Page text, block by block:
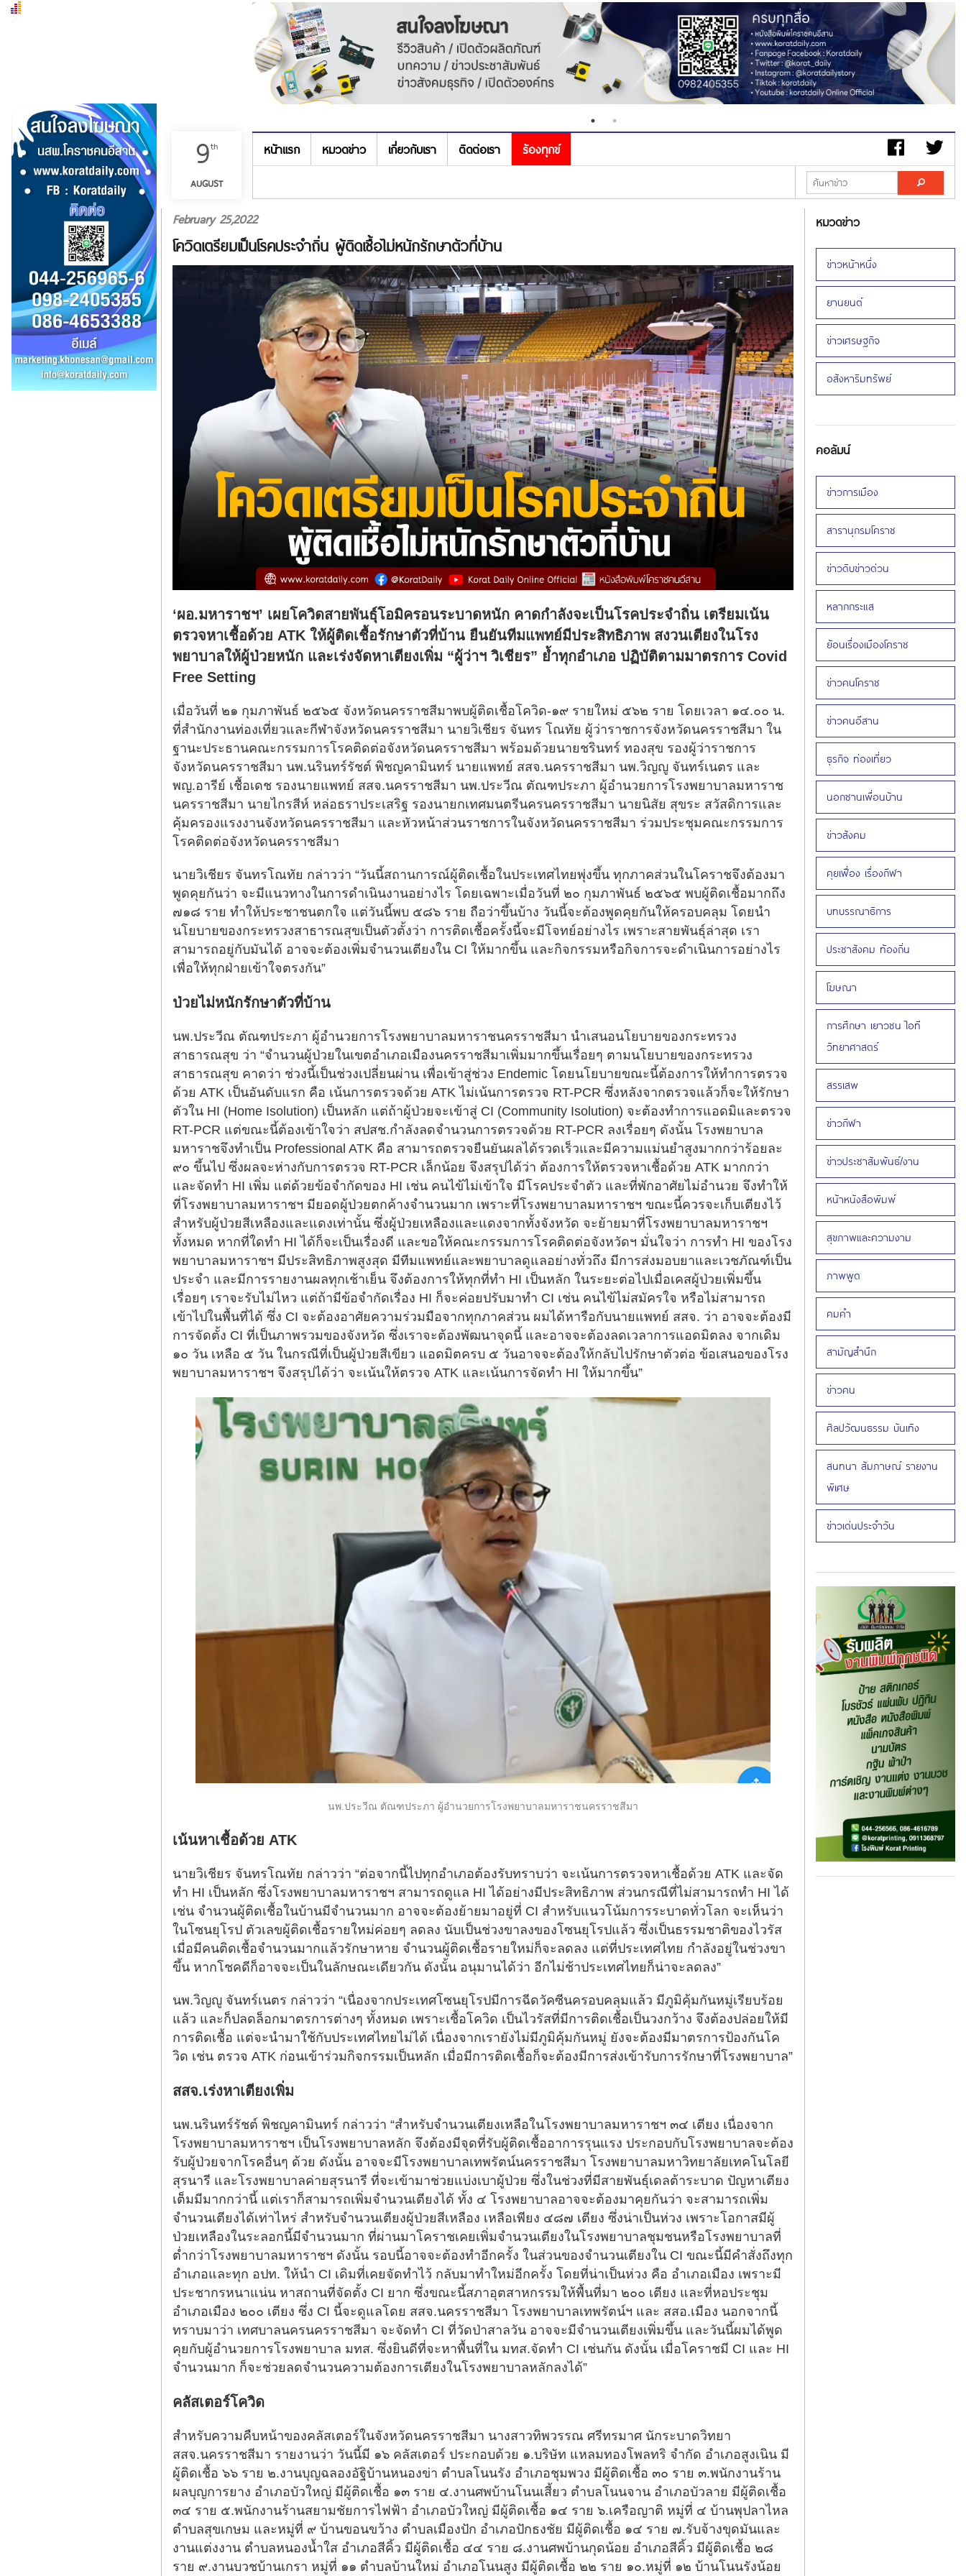
9th
AUGUST
เมนู
หน้าแรก หมวดข่าว เกี่ยวกับเรา ติดต่อเรา ร้องทุกข์
February 25,2022
โควิดเตรียมเป็นโรคประจำถิ่น ผู้ติดเชื้อไม่หนักรักษาตัวที่บ้าน
‘ผอ.มหาราชฯ’ เผยโควิดสายพันธุ์โอมิครอนระบาดหนัก คาดกำลังจะเป็นโรคประจำถิ่น เตรียมเน้น
ตรวจหาเชื้อด้วย ATK ให้ผู้ติดเชื้อรักษาตัวที่บ้าน ยืนยันทีมแพทย์มีประสิทธิภาพ สงวนเตียงในโรง
พยาบาลให้ผู้ป่วยหนัก และเร่งจัดหาเตียงเพิ่ม “ผู้ว่าฯ วิเชียร” ย้ำทุกอำเภอ ปฏิบัติตามมาตรการ Covid
Free Setting
เมื่อวันที่ ๒๑ กุมภาพันธ์ ๒๕๖๕ จังหวัดนครราชสีมาพบผู้ติดเชื้อโควิด-๑๙ รายใหม่ ๕๖๒ ราย โดยเวลา ๑๔.๐๐ น.
ที่สำนักงานท่องเที่ยวและกีฬาจังหวัดนครราชสีมา นายวิเชียร จันทร โณทัย ผู้ว่าราชการจังหวัดนครราชสีมา ใน
ฐานะประธานคณะกรรมการโรคติดต่อจังหวัดนครราชสีมา พร้อมด้วยนายชรินทร์ ทองสุข รองผู้ว่าราชการ
จังหวัดนครราชสีมา นพ.นรินทร์รัชต์ พิชญคามินทร์ นายแพทย์ สสจ.นครราชสีมา นพ.วิญญู จันทร์เนตร และ
พญ.อารีย์ เชื้อเดช รองนายแพทย์ สสจ.นครราชสีมา นพ.ประวีณ ตัณฑประภา ผู้อำนวยการโรงพยาบาลมหาราช
นครราชสีมา นายไกรสีห์ หล่อธราประเสริฐ รองนายกเทศมนตรีนครนครราชสีมา นายนิสัย สุขระ สวัสดิการและ
คุ้มครองแรงงานจังหวัดนครราชสีมา และหัวหน้าส่วนราชการในจังหวัดนครราชสีมา ร่วมประชุมคณะกรรมการ
โรคติดต่อจังหวัดนครราชสีมา
นายวิเชียร จันทรโณทัย กล่าวว่า “วันนี้สถานการณ์ผู้ติดเชื้อในประเทศไทยพุ่งขึ้น ทุกภาคส่วนในโคราชจึงต้องมา
พูดคุยกันว่า จะมีแนวทางในการดำเนินงานอย่างไร โดยเฉพาะเมื่อวันที่ ๒๐ กุมภาพันธ์ ๒๕๖๕ พบผู้ติดเชื้อมากถึง
๗๑๘ ราย ทำให้ประชาชนตกใจ แต่วันนี้พบ ๕๘๖ ราย ถือว่าขึ้นบ้าง วันนี้จะต้องพูดคุยกันให้ครอบคลุม โดยนำ
นโยบายของกระทรวงสาธารณสุขเป็นตัวตั้งว่า การติดเชื้อครั้งนี้จะมีโจทย์อย่างไร เพราะสายพันธุ์ล่าสุด เรา
สามารถอยู่กับมันได้ อาจจะต้องเพิ่มจำนวนเตียงใน CI ให้มากขึ้น และกิจกรรมหรือกิจการจะดำเนินการอย่างไร
เพื่อให้ทุกฝ่ายเข้าใจตรงกัน”
ป่วยไม่หนักรักษาตัวที่บ้าน
นพ.ประวีณ ตัณฑประภา ผู้อำนวยการโรงพยาบาลมหาราชนครราชสีมา นำเสนอนโยบายของกระทรวง
สาธารณสุข ว่า “จำนวนผู้ป่วยในเขตอำเภอเมืองนครราชสีมาเพิ่มมากขึ้นเรื่อยๆ ตามนโยบายของกระทรวง
สาธารณสุข คาดว่า ช่วงนี้เป็นช่วงเปลี่ยนผ่าน เพื่อเข้าสู่ช่วง Endemic โดยนโยบายขณะนี้ต้องการให้ทำการตรวจ
ด้วย ATK เป็นอันดับแรก คือ เน้นการตรวจด้วย ATK ไม่เน้นการตรวจ RT-PCR ซึ่งหลังจากตรวจแล้วก็จะให้รักษา
ตัวใน HI (Home Isolution) เป็นหลัก แต่ถ้าผู้ป่วยจะเข้าสู่ CI (Community Isolution) จะต้องทำการแอดมิและตรวจ
RT-PCR แต่ขณะนี้ต้องเข้าใจว่า สปสช.กำลังลดจำนวนการตรวจด้วย RT-PCR ลงเรื่อยๆ ดังนั้น โรงพยาบาล
มหาราชจึงทำเป็น Professional ATK คือ สามารถตรวจยืนยันผลได้รวดเร็วและมีความแม่นยำสูงมากกว่าร้อยละ
๙๐ ขึ้นไป ซึ่งผลจะห่างกับการตรวจ RT-PCR เล็กน้อย จึงสรุปได้ว่า ต้องการให้ตรวจหาเชื้อด้วย ATK มากกว่า
และจัดทำ HI เพิ่ม แต่ด้วยข้อจำกัดของ HI เช่น คนไข้ไม่เข้าใจ มีโรคประจำตัว และที่พักอาศัยไม่อำนวย จึงทำให้
ที่โรงพยาบาลมหาราชฯ มียอดผู้ป่วยตกค้างจำนวนมาก เพราะที่โรงพยาบาลมหาราชฯ ขณะนี้ควรจะเก็บเตียงไว้
สำหรับผู้ป่วยสีเหลืองและแดงเท่านั้น ซึ่งผู้ป่วยเหลืองและแดงจากทั้งจังหวัด จะย้ายมาที่โรงพยาบาลมหาราชฯ
ทั้งหมด หากที่ใดทำ HI ได้ก็จะเป็นเรื่องดี และขอให้คณะกรรมการโรคติดต่อจังหวัดฯ มั่นใจว่า การทำ HI ของโรง
พยาบาลมหาราชฯ มีประสิทธิภาพสูงสุด มีทีมแพทย์และพยาบาลดูแลอย่างทั่วถึง มีการส่งมอบยาและเวชภัณฑ์เป็น
ประจำ และมีการรายงานผลทุกเช้าเย็น จึงต้องการให้ทุกที่ทำ HI เป็นหลัก ในระยะต่อไปเมื่อเคสผู้ป่วยเพิ่มขึ้น
เรื่อยๆ เราจะรับไม่ไหว แต่ถ้ามีข้อจำกัดเรื่อง HI ก็จะค่อยปรับมาทำ CI เช่น คนไข้ไม่สมัครใจ หรือไม่สามารถ
เข้าไปในพื้นที่ได้ ซึ่ง CI จะต้องอาศัยความร่วมมือจากทุกภาคส่วน ผมได้หารือกับนายแพทย์ สสจ. ว่า อาจจะต้องมี
การจัดตั้ง CI ที่เป็นภาพรวมของจังหวัด ซึ่งเราจะต้องพัฒนาจุดนี้ และอาจจะต้องลดเวลาการแอดมิตลง จากเดิม
๑๐ วัน เหลือ ๕ วัน ในกรณีที่เป็นผู้ป่วยสีเขียว แอดมิตครบ ๕ วันอาจจะต้องให้กลับไปรักษาตัวต่อ ข้อเสนอของโรง
พยาบาลมหาราชฯ จึงสรุปได้ว่า จะเน้นให้ตรวจ ATK และเน้นการจัดทำ HI ให้มากขึ้น”
นพ.ประวีณ ตัณฑประภา ผู้อำนวยการโรงพยาบาลมหาราชนครราชสีมา
เน้นหาเชื้อด้วย ATK
นายวิเชียร จันทรโณทัย กล่าวว่า “ต่อจากนี้ไปทุกอำเภอต้องรับทราบว่า จะเน้นการตรวจหาเชื้อด้วย ATK และจัด
ทำ HI เป็นหลัก ซึ่งโรงพยาบาลมหาราชฯ สามารถดูแล HI ได้อย่างมีประสิทธิภาพ ส่วนกรณีที่ไม่สามารถทำ HI ได้
เช่น จำนวนผู้ติดเชื้อในบ้านมีจำนวนมาก อาจจะต้องย้ายมาอยู่ที่ CI สำหรับแนวโน้มการระบาดทั่วโลก จะเห็นว่า
ในโซนยุโรป ตัวเลขผู้ติดเชื้อรายใหม่ค่อยๆ ลดลง นับเป็นช่วงขาลงของโซนยุโรปแล้ว ซึ่งเป็นธรรมชาติของไวรัส
เมื่อมีคนติดเชื้อจำนวนมากแล้วรักษาหาย จำนวนผู้ติดเชื้อรายใหม่ก็จะลดลง แต่ที่ประเทศไทย กำลังอยู่ในช่วงขา
ขึ้น หากโชคดีก็อาจจะเป็นในลักษณะเดียวกัน ดังนั้น อนุมานได้ว่า อีกไม่ช้าประเทศไทยก็น่าจะลดลง”
นพ.วิญญู จันทร์เนตร กล่าวว่า “เนื่องจากประเทศโซนยุโรปมีการฉีดวัคซีนครอบคลุมแล้ว มีภูมิคุ้มกันหมู่เรียบร้อย
แล้ว และก็ปลดล็อกมาตรการต่างๆ ทั้งหมด เพราะเชื้อโควิด เป็นไวรัสที่มีการติดเชื้อเป็นวงกว้าง จึงต้องปล่อยให้มี
การติดเชื้อ แต่จะนำมาใช้กับประเทศไทยไม่ได้ เนื่องจากเรายังไม่มีภูมิคุ้มกันหมู่ ยังจะต้องมีมาตรการป้องกันโค
วิด เช่น ตรวจ ATK ก่อนเข้าร่วมกิจกรรมเป็นหลัก เมื่อมีการติดเชื้อก็จะต้องมีการส่งเข้ารับการรักษาที่โรงพยาบาล”
สสจ.เร่งหาเตียงเพิ่ม
นพ.นรินทร์รัชต์ พิชญคามินทร์ กล่าวว่า “สำหรับจำนวนเตียงเหลือในโรงพยาบาลมหาราชฯ ๓๔ เตียง เนื่องจาก
โรงพยาบาลมหาราชฯ เป็นโรงพยาบาลหลัก จึงต้องมีจุดที่รับผู้ติดเชื้ออาการรุนแรง ประกอบกับโรงพยาบาลจะต้อง
รับผู้ป่วยจากโรคอื่นๆ ด้วย ดังนั้น อาจจะมีโรงพยาบาลเทพรัตน์นครราชสีมา โรงพยาบาลมหาวิทยาลัยเทคโนโลยี
สุรนารี และโรงพยาบาลค่ายสุรนารี ที่จะเข้ามาช่วยแบ่งเบาผู้ป่วย ซึ่งในช่วงที่มีสายพันธุ์เดลต้าระบาด ปัญหาเตียง
เต็มมีมากกว่านี้ แต่เราก็สามารถเพิ่มจำนวนเตียงได้ ทั้ง ๔ โรงพยาบาลอาจจะต้องมาคุยกันว่า จะสามารถเพิ่ม
จำนวนเตียงได้เท่าไหร่ สำหรับจำนวนเตียงผู้ป่วยสีเหลือง เหลือเพียง ๔๘๗ เตียง ซึ่งน่าเป็นห่วง เพราะโอกาสมีผู้
ป่วยเหลืองในระลอกนี้มีจำนวนมาก ที่ผ่านมาโคราชเคยเพิ่มจำนวนเตียงในโรงพยาบาลชุมชนหรือโรงพยาบาลที่
ต่ำกว่าโรงพยาบาลมหาราชฯ ดังนั้น รอบนี้อาจจะต้องทำอีกครั้ง ในส่วนของจำนวนเตียงใน CI ขณะนี้มีคำสั่งถึงทุก
อำเภอและทุก อปท. ให้นำ CI เดิมที่เคยจัดทำไว้ กลับมาทำใหม่อีกครั้ง โดยที่น่าเป็นห่วง คือ อำเภอเมือง เพราะมี
ประชากรหนาแน่น หาสถานที่จัดตั้ง CI ยาก ซึ่งขณะนี้สภาอุตสาหกรรมให้พื้นที่มา ๒๐๐ เตียง และที่หอประชุม
อำเภอเมือง ๒๐๐ เตียง ซึ่ง CI นี้จะดูแลโดย สสจ.นครราชสีมา โรงพยาบาลเทพรัตน์ฯ และ สสอ.เมือง นอกจากนี้
ทราบมาว่า เทศบาลนครนครราชสีมา จะจัดทำ CI ที่วัดป่าสาลวัน อาจจะมีจำนวนเตียงเพิ่มขึ้น และวันนี้ผมได้พูด
คุยกับผู้อำนวยการโรงพยาบาล มทส. ซึ่งยินดีที่จะหาพื้นที่ใน มทส.จัดทำ CI เช่นกัน ดังนั้น เมื่อโคราชมี CI และ HI
จำนวนมาก ก็จะช่วยลดจำนวนความต้องการเตียงในโรงพยาบาลหลักลงได้”
คลัสเตอร์โควิด
สำหรับความคืบหน้าของคลัสเตอร์ในจังหวัดนครราชสีมา นางสาวทิพวรรณ ศรีทรมาศ นักระบาดวิทยา
สสจ.นครราชสีมา รายงานว่า วันนี้มี ๑๖ คลัสเตอร์ ประกอบด้วย ๑.บริษัท แหลมทองโพลทริ จำกัด อำเภอสูงเนิน มี
ผู้ติดเชื้อ ๖๖ ราย ๒.งานบุญฉลองอัฐิบ้านหนองข่า ตำบลโนนรัง อำเภอชุมพวง มีผู้ติดเชื้อ ๓๐ ราย ๓.พนักงานร้าน
ผลบุญการยาง อำเภอบัวใหญ่ มีผู้ติดเชื้อ ๑๓ ราย ๔.งานศพบ้านโนนเสี้ยว ตำบลโนนจาน อำเภอบัวลาย มีผู้ติดเชื้อ
๓๔ ราย ๕.พนักงานร้านสยามชัยการไฟฟ้า อำเภอบัวใหญ่ มีผู้ติดเชื้อ ๑๔ ราย ๖.เครือญาติ หมู่ที่ ๔ บ้านพุปลาไหล
ตำบลสุขเกษม และหมู่ที่ ๙ บ้านขอนขว้าง ตำบลเมืองปัก อำเภอปักธงชัย มีผู้ติดเชื้อ ๑๔ ราย ๗.รับจ้างขุดมันและ
งานแต่งงาน ตำบลหนองน้ำใส อำเภอสีคิ้ว มีผู้ติดเชื้อ ๔๔ ราย ๘.งานศพบ้านกุดน้อย อำเภอสีคิ้ว มีผู้ติดเชื้อ ๒๘
ราย ๙.งานบวชบ้านเกรา หมู่ที่ ๑๑ ตำบลบ้านใหม่ อำเภอโนนสูง มีผู้ติดเชื้อ ๒๒ ราย ๑๐.หมู่ที่ ๑๒ บ้านโนนรังน้อย
หมวดข่าว
ข่าวหน้าหนึ่ง
ยานยนต์
ข่าวเศรษฐกิจ
อสังหาริมทรัพย์
คอลัมน์
ข่าวการเมือง
สารานุกรมโคราช
ข่าวดิบข่าวด่วน
หลากกระแส
ย้อนเรื่องเมืองโคราช
ข่าวคนโคราช
ข่าวคนอีสาน
ธุรกิจ ท่องเที่ยว
นอกชานเพื่อนบ้าน
ข่าวสังคม
คุยเฟื่อง เรื่องกีฬา
บทบรรณาธิการ
ประชาสังคม ท้องถิ่น
โฆษณา
การศึกษา เยาวชน ไอที
วิทยาศาสตร์
สรรเสพ
ข่าวกีฬา
ข่าวประชาสัมพันธ์/งาน
หน้าหนังสือพิมพ์
สุขภาพและความงาม
ภาพพูด
คมคำ
สามัญสำนึก
ข่าวคน
ศิลปวัฒนธรรม บันเทิง
สนทนา สัมภาษณ์ รายงาน
พิเศษ
ข่าวเด่นประจำวัน